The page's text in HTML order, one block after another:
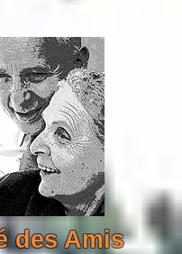
des Amis